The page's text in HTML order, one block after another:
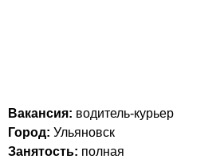
Вакансия: водитель-курьер
Город: Ульяновск
Занятость: полная